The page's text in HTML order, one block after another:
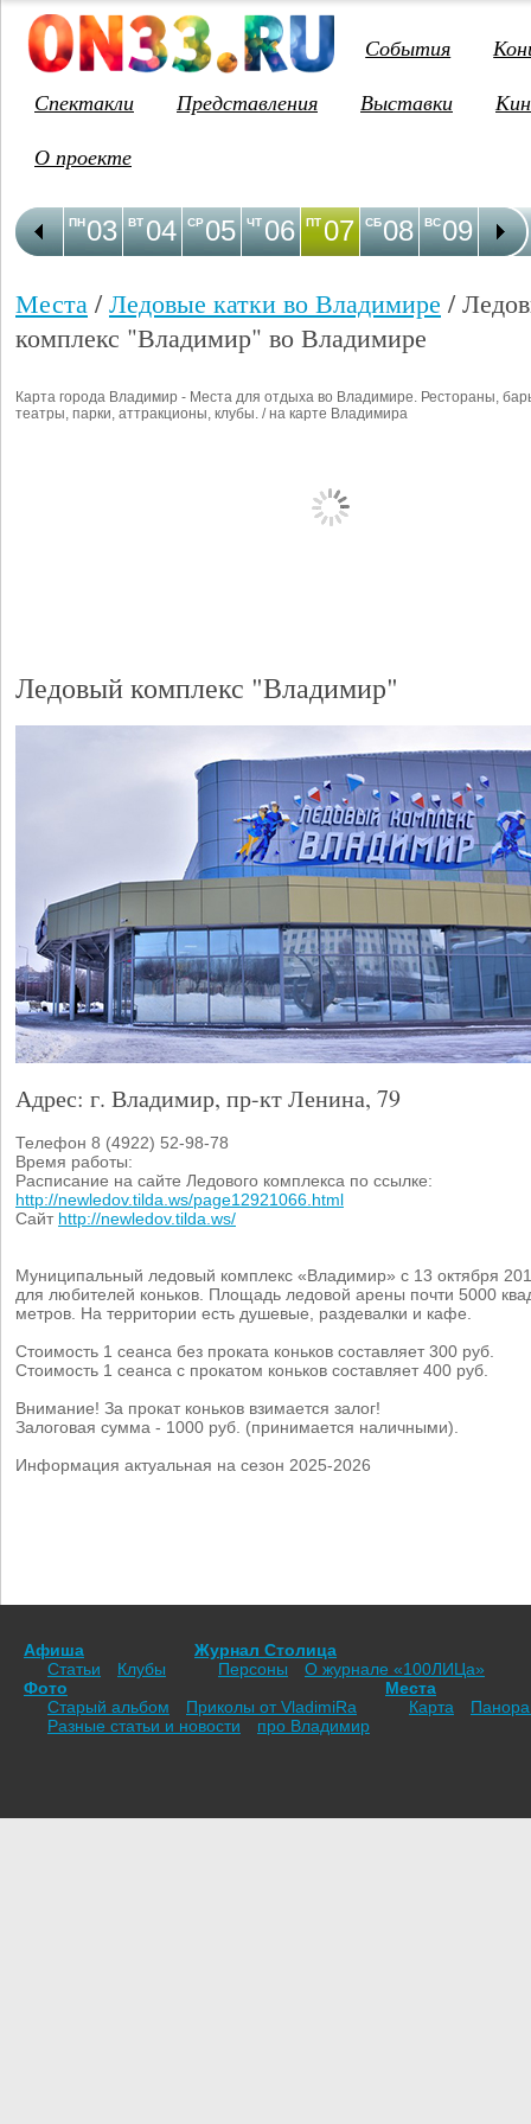
События
Спектакли
Представления Выставки
О проекте
03
ПН 04
ВТ 05
СР 06
ЧТ 07
ПТ 08
СБ 09
ВС 10
ПН
Места /Ледовые катки во Владимире /
комплекс "Владимир" во Владимире
Карта города Владимир - Места для отдыха во Владимире. Рестораны,
театры, парки, аттракционы, клубы. / на карте Владимира
Ледовый комплекс "Владимир"
Адрес: г. Владимир, пр-кт Ленина, 79
Телефон 8 (4922) 52-98-78
Время работы:
Расписание на сайте Ледового комплекса по ссылке:
http://newledov.tilda.ws/page12921066.html
Сайт http://newledov.tilda.ws/
Муниципальный ледовый комплекс «Владимир» с 13 октября
для любителей коньков. Площадь ледовой арены почти 5000
метров. На территории есть душевые, раздевалки и кафе.
Стоимость 1 сеанса без проката коньков составляет 300 руб.
Стоимость 1 сеанса с прокатом коньков составляет 400 руб.
Внимание! За прокат коньков взимается залог!
Залоговая сумма - 1000 руб. (принимается наличными).
Информация актуальная на сезон 2025-2026
Афиша
Статьи
Клубы
Журнал Столица
Персоны
О журнале «100ЛИЦа»
Фото
Старый альбом
Приколы от VladimiRа
Места
Карта
Разные статьи и новости
про Владимир